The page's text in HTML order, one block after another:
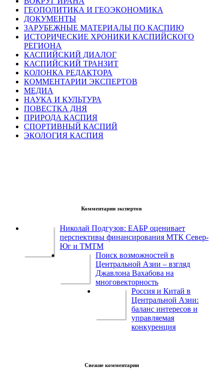
ГЕОПОЛИТИКА И ГЕОЭКОНОМИКА
ДОКУМЕНТЫ
ЗАРУБЕЖНЫЕ МАТЕРИАЛЫ ПО КАСПИЮ
ИСТОРИЧЕСКИЕ ХРОНИКИ КАСПИЙСКОГО
РЕГИОНА
КАСПИЙСКИЙ ДИАЛОГ
КАСПИЙСКИЙ ТРАНЗИТ
КОЛОНКА РЕДАКТОРА
КОММЕНТАРИИ ЭКСПЕРТОВ
МЕДИА
НАУКА И КУЛЬТУРА
ПОВЕСТКА ДНЯ
ПРИРОДА КАСПИЯ
СПОРТИВНЫЙ КАСПИЙ
ЭКОЛОГИЯ КАСПИЯ
Комментарии экспертов
Николай Подгузов: ЕАБР оценивает
перспективы финансирования МТК Север-
Юг и ТМТМ
Поиск возможностей в
Центральной Азии – взгляд
Джавлона Вахабова на
многовекторность
Россия и Китай в
Центральной Азии:
баланс интересов и
управляемая
конкуренция
Свежие комментарии